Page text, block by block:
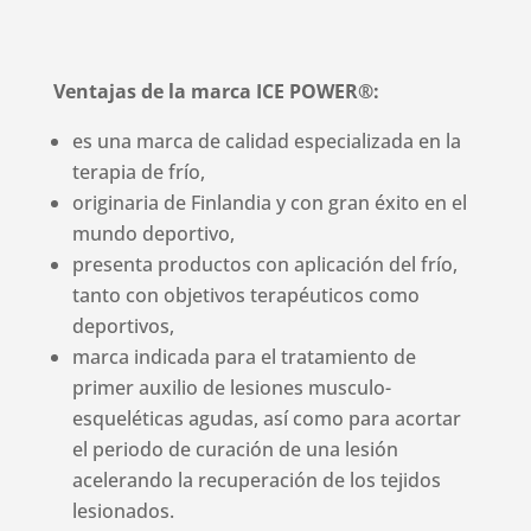
Ventajas de la marca ICE POWER®:
es una marca de calidad especializada en la
terapia de frío,
originaria de Finlandia y con gran éxito en el
mundo deportivo,
presenta productos con aplicación del frío,
tanto con objetivos terapéuticos como
deportivos,
marca indicada para el tratamiento de
primer auxilio de lesiones musculo-
esqueléticas agudas, así como para acortar
el periodo de curación de una lesión
acelerando la recuperación de los tejidos
lesionados.